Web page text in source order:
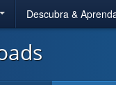
Descubra &